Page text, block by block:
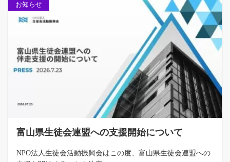
お知らせ
富山県生徒会連盟への支援開始について
NPO法人生徒会活動振興会はこの度、富山県生徒会連盟への